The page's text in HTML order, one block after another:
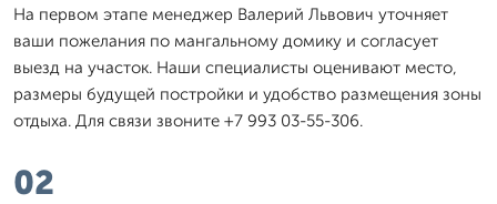
На первом этапе менеджер Валерий Львович уточняет
ваши пожелания по мангальному домику и согласует
выезд на участок. Наши специалисты оценивают место,
размеры будущей постройки и удобство размещения зоны
отдыха. Для связи звоните +7 993 03-55-306.
02